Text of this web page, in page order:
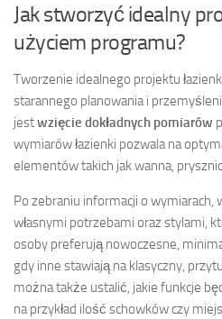
Jak stworzyć idealny
użyciem programu?
Tworzenie idealnego projektu
starannego planowania i
jestwzięcie dokładnych pomiarów
wymiarów łazienki pozwala na
elementów takich jak wanna,
Po zebraniu informacji o wymiarach,
własnymi potrzebami oraz stylami,
osoby preferują nowoczesne,
gdy inne stawiają na klasyczny,
można także ustalić, jakie funkcje
na przykład ilość schowków czy